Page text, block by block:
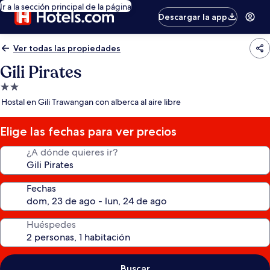
Ir a la sección principal de la página
Descargar la app
Ver todas las propiedades
Gili Pirates
Propiedad
de
estrellas
Hostal en Gili Trawangan con alberca al aire libre
Elige las fechas para ver precios
¿A dónde quieres ir?
Fechas
Huéspedes